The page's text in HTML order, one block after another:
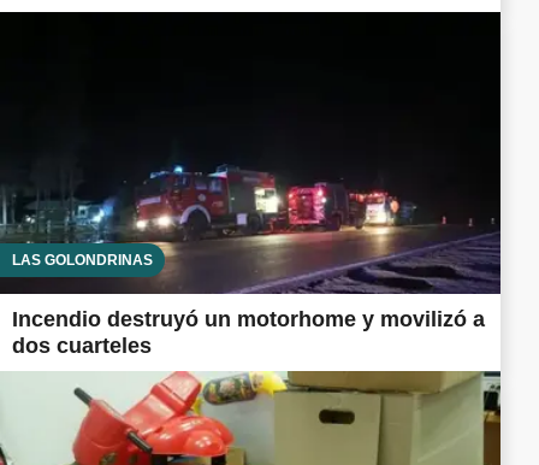
LAS GOLONDRINAS
Incendio destruyó un motorhome y movilizó a
dos cuarteles